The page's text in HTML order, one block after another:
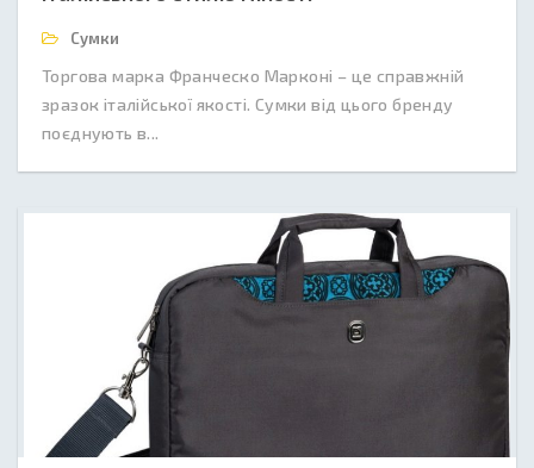
Сумки
Торгова марка Франческо Марконі – це справжній
зразок італійської якості. Сумки від цього бренду
поєднують в...